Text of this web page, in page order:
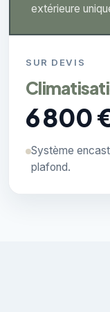
extérieure
SUR DEVIS
6 800
Système
plafond.